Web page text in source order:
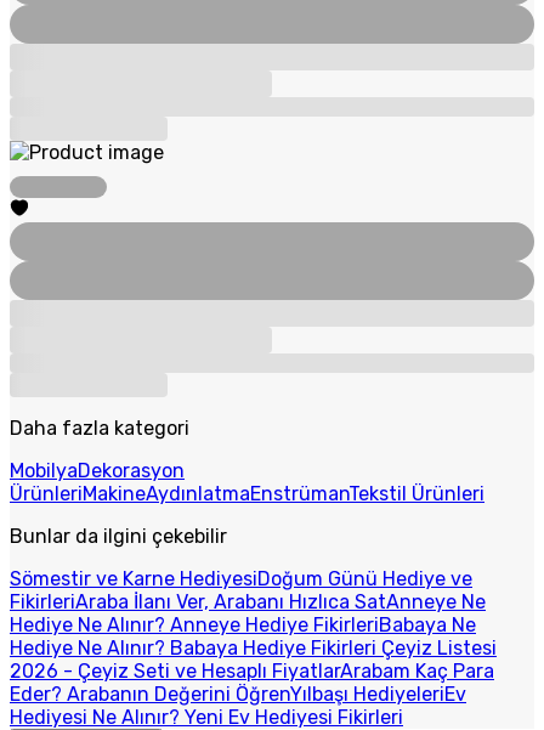
Daha fazla kategori
MobilyaDekorasyon
ÜrünleriMakineAydınlatmaEnstrümanTekstil Ürünleri
Bunlar da ilgini çekebilir
Sömestir ve Karne HediyesiDoğum Günü Hediye ve
FikirleriAraba İlanı Ver, Arabanı Hızlıca SatAnneye Ne
Hediye Ne Alınır? Anneye Hediye FikirleriBabaya Ne
Hediye Ne Alınır? Babaya Hediye Fikirleri Çeyiz Listesi
2026 - Çeyiz Seti ve Hesaplı FiyatlarArabam Kaç Para
Eder? Arabanın Değerini ÖğrenYılbaşı HediyeleriEv
Hediyesi Ne Alınır? Yeni Ev Hediyesi Fikirleri